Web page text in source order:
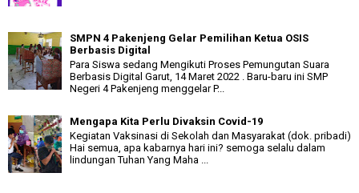
SMPN 4 Pakenjeng Gelar Pemilihan Ketua OSIS
Berbasis Digital
Para Siswa sedang Mengikuti Proses Pemungutan Suara
Berbasis Digital Garut, 14 Maret 2022 . Baru-baru ini SMP
Negeri 4 Pakenjeng menggelar P...
Mengapa Kita Perlu Divaksin Covid-19
Kegiatan Vaksinasi di Sekolah dan Masyarakat (dok. pribadi)
Hai semua, apa kabarnya hari ini? semoga selalu dalam
lindungan Tuhan Yang Maha ...